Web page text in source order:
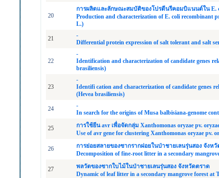
20
การผลิตและลักษณะสมบัติของโปรตีนรีคอมบิแนนต์ใน E.
Production and characterization of E. coli recombinant
L.)
21
-
Differential protein expression of salt tolerant and salt
22
-
Identification and characterization of candidate genes
brasiliensis)
23
-
Identifi cation and characterization of candidate genes
(Hevea brasiliensis)
24
-
In search for the origins of Musa balbisiana-genome
25
การใช้ยีน avr เพื่อจัดกลุ่ม Xanthomonas oryzae pv.
Use of avr gene for clustering Xanthomonas oryzae pv.
26
การย่อยสลายของซากรากฝอยในป่าชายเลนรุ่นสอง จังห
Decomposition of fine-root litter in a secondary
27
พลวัตของซากใบไม้ในป่าชายเลนรุ่นสอง จังหวัดตราด
Dynamic of leaf litter in a secondary mangrove forest at